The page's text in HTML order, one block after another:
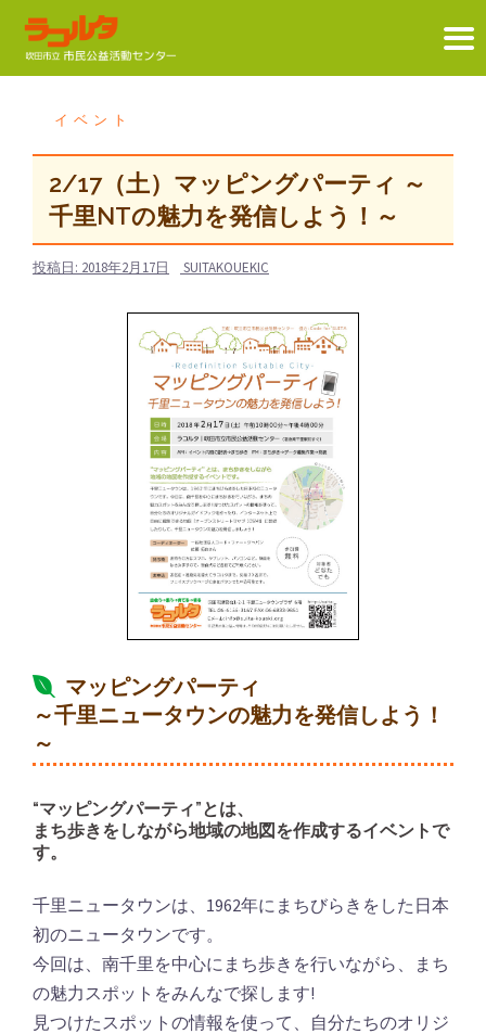
イベント
2/17（土）マッピングパーティ ～
千里NTの魅力を発信しよう！～
投稿日: 2018年2月17日 SUITAKOUEKIC
マッピングパーティ
～千里ニュータウンの魅力を発信しよう！
～
“マッピングパーティ”とは、
まち歩きをしながら地域の地図を作成するイベントで
す。
千里ニュータウンは、1962年にまちびらきをした日本
初のニュータウンです。
今回は、南千里を中心にまち歩きを行いながら、まち
の魅力スポットをみんなで探します!
見つけたスポットの情報を使って、自分たちのオリジ